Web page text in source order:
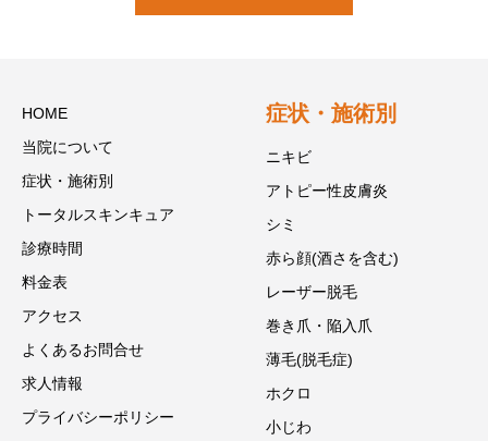
HOME
当院について
症状・施術別
トータルスキンキュア
診療時間
料金表
アクセス
よくあるお問合せ
求人情報
プライバシーポリシー
症状・施術別
ニキビ
アトピー性皮膚炎
シミ
赤ら顔(酒さを含む)
レーザー脱毛
巻き爪・陥入爪
薄毛(脱毛症)
ホクロ
小じわ